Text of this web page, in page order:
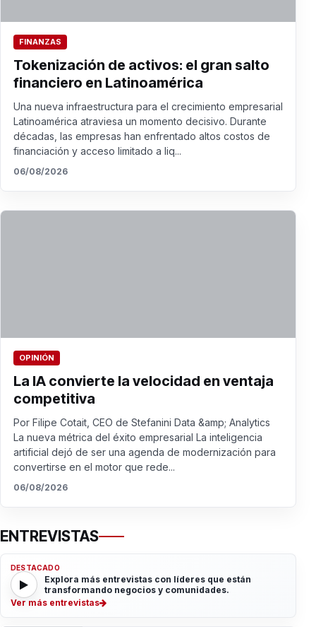
FINANZAS
Tokenización de activos: el gran salto
financiero en Latinoamérica
Una nueva infraestructura para el crecimiento empresarial
Latinoamérica atraviesa un momento decisivo. Durante
décadas, las empresas han enfrentado altos costos de
financiación y acceso limitado a liq...
06/08/2026
OPINIÓN
La IA convierte la velocidad en ventaja
competitiva
Por Filipe Cotait, CEO de Stefanini Data &amp; Analytics
La nueva métrica del éxito empresarial La inteligencia
artificial dejó de ser una agenda de modernización para
convertirse en el motor que rede...
06/08/2026
ENTREVISTAS
DESTACADO
Explora más entrevistas con líderes que están
transformando negocios y comunidades.
Ver más entrevistas